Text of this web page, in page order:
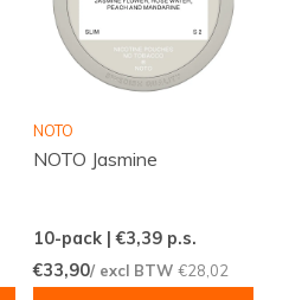
NOTO
NOTO Jasmine
10-pack | €3,39p.s.
€33,90/ excl BTW €28,02